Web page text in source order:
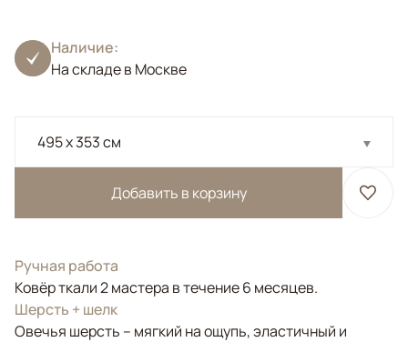
Наличие:
На складе в Москве
495 x 353 см
Добавить в корзину
Ручная работа
Ковёр ткали 2 мастера в течение 6 месяцев.
Шерсть + шелк
Овечья шерсть – мягкий на ощупь, эластичный и